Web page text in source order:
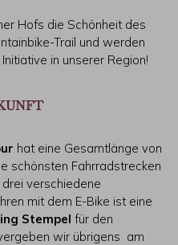
Hofs die Schönheit des
Trail und werden
in unserer Region!
hat eine Gesamtlänge von
schönsten Fahrradstrecken
verschiedene
mit dem E-Bike ist eine
Stempel für den
wir übrigens am